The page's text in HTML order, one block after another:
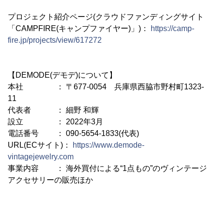
プロジェクト紹介ページ(クラウドファンディングサイト
「CAMPFIRE(キャンプファイヤー)」)：
https://camp-
fire.jp/projects/view/617272
【DEMODE(デモデ)について】
本社 ： 〒677-0054 兵庫県西脇市野村町1323-
11
代表者 ： 細野 和輝
設立 ： 2022年3月
電話番号 ： 090-5654-1833(代表)
URL(ECサイト)：
https://www.demode-
vintagejewelry.com
事業内容 ： 海外買付による“1点もの”のヴィンテージ
アクセサリーの販売ほか